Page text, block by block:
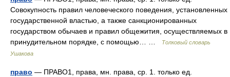
Совокупность правил человеческого поведения, установленных
государственной властью, а также санкционированных
государством обычаев и правил общежития, осуществляемых в
принудительном порядке, с помощью… …
Толковый словарь
Ушакова
право — ПРАВО1, права, мн. права, ср. 1. только ед.